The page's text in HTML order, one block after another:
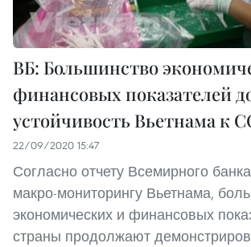
ВБ: Большинство
финансовых показателей
устойчивость Вьетнама к
22/09/2020 15:47
Согласно отчету Всемирного
макро-мониторингу Вьетнама,
экономических и финансовых
страны продолжают